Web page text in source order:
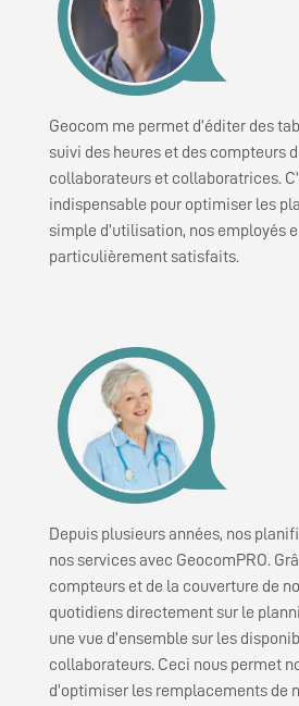
Geocom me permet d’éditer des
suivi des heures et des compteurs
collaborateurs et collaboratrices.
indispensable pour optimiser les
simple d’utilisation, nos employés
particulièrement satisfaits.
Depuis plusieurs années, nos
nos services avec GeocomPRO.
compteurs et de la couverture de
quotidiens directement sur le
une vue d’ensemble sur les
collaborateurs. Ceci nous permet
d’optimiser les remplacements de